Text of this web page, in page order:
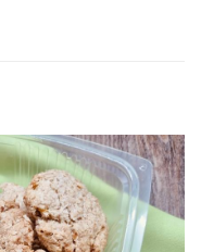
Adicionar
aos
favoritos